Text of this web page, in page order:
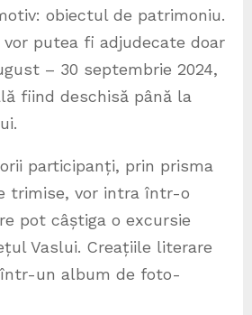
obiectul de patrimoniu.
putea fi adjudecate doar
– 30 septembrie 2024,
fiind deschisă până la
participanți, prin prisma
trimise, vor intra într-o
pot câștiga o excursie
Vaslui. Creațiile literare
un album de foto-